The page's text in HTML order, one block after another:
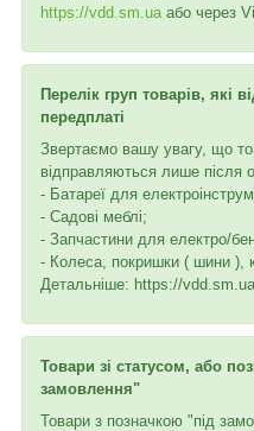
https://vdd.sm.ua або через
Перелік груп товарів, які
передплаті
Звертаємо вашу увагу, що
відправляються лише після
- Батареї для
- Садові меблі;
- Запчастини для електро/
- Колеса, покришки ( шини ),
Детальніше: https://
Товари зі статусом, або
замовлення"
Товари з позначкою "під